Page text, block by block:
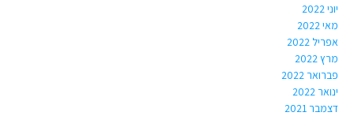
יוני 2022
מאי 2022
אפריל 2022
מרץ 2022
פברואר 2022
ינואר 2022
דצמבר 2021